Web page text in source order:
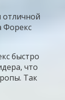
отличной
Форекс
быстро
что
Так